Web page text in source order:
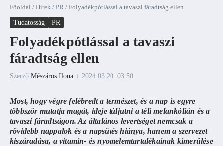
Főoldal / Hírek / PR / Folyadékpótlással a tavaszi fáradtság ellen
Tudatosság PR
Folyadékpótlással a tavaszi
fáradtság ellen
Szerző Mészáros Ilona 2024.03.20. 03:50
Most, hogy végre felébredt a természet, és a nap is egyre
többször mutatja magát, ideje túljutni a téli melankólián és a
tavaszi fáradtságon. Az általános levertséget nemcsak a
rövidebb nappalok és a napsütés hiánya, hanem a szervezet
kiszáradása, a vitamin- és nyomelemtartalékainak kimerülése